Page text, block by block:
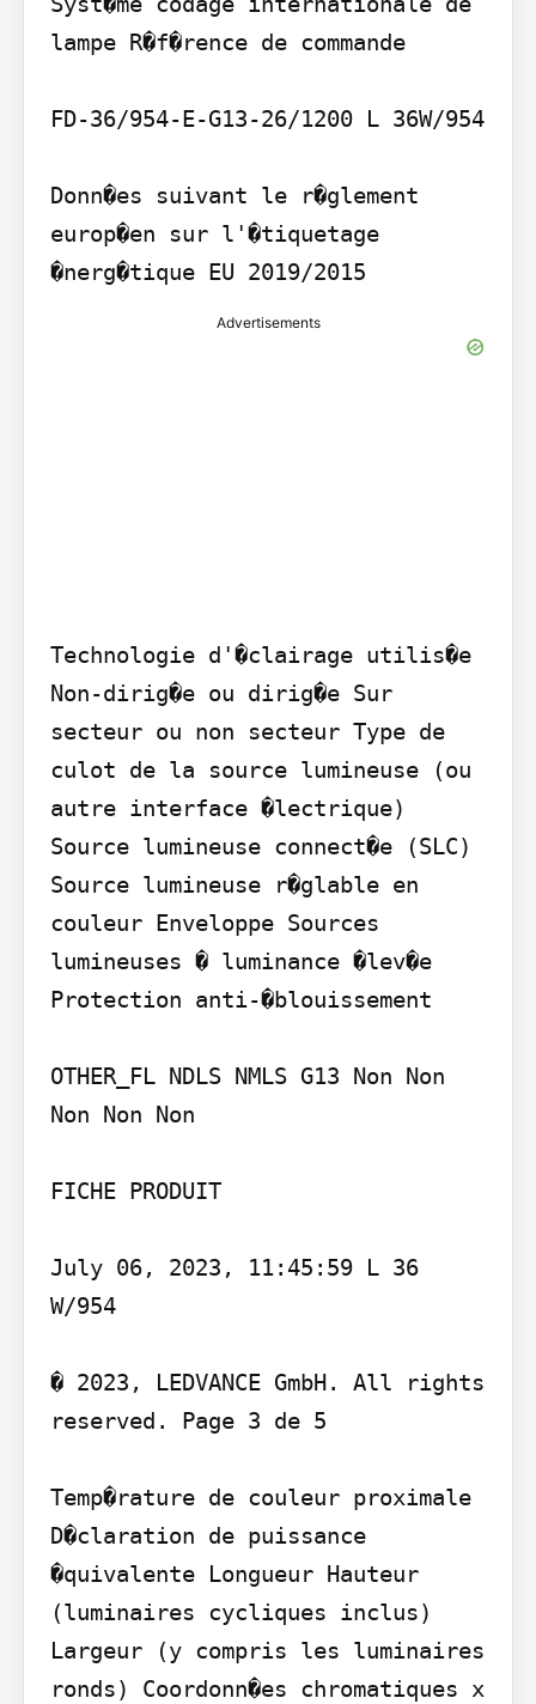
lampe R�f�rence de commande
FD-36/954-E-G13-26/1200 L 36W/954
Donn�es suivant le r�glement
europ�en sur l'�tiquetage
Advertisements
Technologie d'�clairage utilis�e
Non-dirig�e ou dirig�e Sur
secteur ou non secteur Type de
culot de la source lumineuse (ou
autre interface �lectrique)
Source lumineuse connect�e (SLC)
Source lumineuse r�glable en
couleur Enveloppe Sources
lumineuses � luminance �lev�e
Protection anti-�blouissement
OTHER_FL NDLS NMLS G13 Non Non
Non Non Non
FICHE PRODUIT
July 06, 2023, 11:45:59 L 36
W/954
� 2023, LEDVANCE GmbH. All rights
reserved. Page 3 de 5
Temp�rature de couleur proximale
D�claration de puissance
�quivalente Longueur Hauteur
(luminaires cycliques inclus)
Largeur (y compris les luminaires
ronds) Coordonn�es chromatiques x